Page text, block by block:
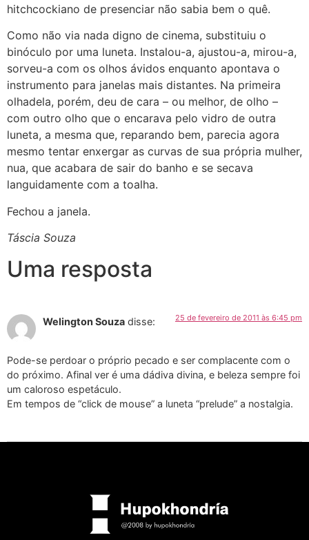
hitchcockiano de presenciar não sabia bem o quê.
Como não via nada digno de cinema, substituiu o
binóculo por uma luneta. Instalou-a, ajustou-a, mirou-a,
sorveu-a com os olhos ávidos enquanto apontava o
instrumento para janelas mais distantes. Na primeira
olhadela, porém, deu de cara – ou melhor, de olho –
com outro olho que o encarava pelo vidro de outra
luneta, a mesma que, reparando bem, parecia agora
mesmo tentar enxergar as curvas de sua própria mulher,
nua, que acabara de sair do banho e se secava
languidamente com a toalha.
Fechou a janela.
Táscia Souza
Uma resposta
Welington Souza disse: 25 de fevereiro de 2011 às 6:45 pm
Pode-se perdoar o próprio pecado e ser complacente com o
do próximo. Afinal ver é uma dádiva divina, e beleza sempre foi
um caloroso espetáculo.
Em tempos de “click de mouse” a luneta “prelude” a nostalgia.